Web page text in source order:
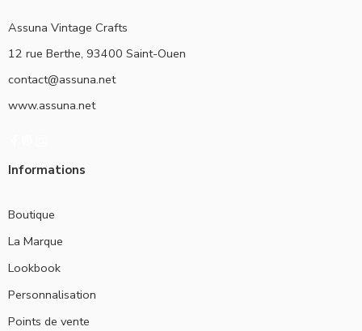
Assuna Vintage Crafts
12 rue Berthe, 93400 Saint-Ouen
contact@assuna.net
www.assuna.net
Informations
Boutique
La Marque
Lookbook
Personnalisation
Points de vente